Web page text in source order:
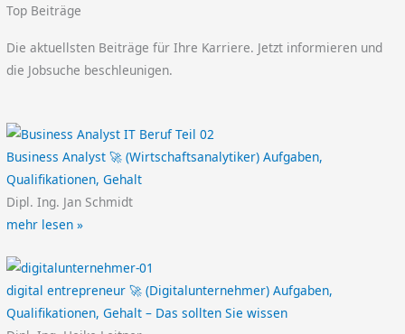
Top Beiträge
Die aktuellsten Beiträge für Ihre Karriere. Jetzt informieren und
die Jobsuche beschleunigen.
Business Analyst 🚀 (Wirtschaftsanalytiker) Aufgaben,
Qualifikationen, Gehalt
Dipl. Ing. Jan Schmidt
mehr lesen »
digital entrepreneur 🚀 (Digitalunternehmer) Aufgaben,
Qualifikationen, Gehalt – Das sollten Sie wissen